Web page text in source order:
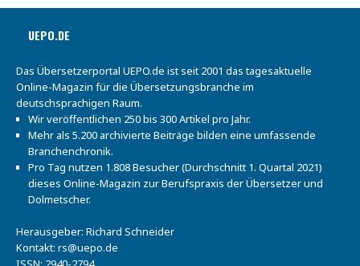
UEPO.DE
Das Übersetzerportal UEPO.de ist seit 2001 das tagesaktuelle
Online-Magazin für die Übersetzungsbranche im
deutschsprachigen Raum.
Wir veröffentlichen 250 bis 300 Artikel pro Jahr.
Mehr als 5.200 archivierte Beiträge bilden eine umfassende
Branchenchronik.
Pro Tag nutzen 1.808 Besucher (Durchschnitt 1. Quartal 2021)
dieses Online-Magazin zur Berufspraxis der Übersetzer und
Dolmetscher.
Herausgeber: Richard Schneider
Kontakt: rs@uepo.de